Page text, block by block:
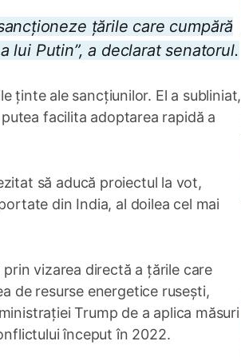
țările care cumpără
lui Putin”, a declarat senatorul.
ținte ale sancțiunilor. El a subliniat,
facilita adoptarea rapidă a
să aducă proiectul la vot,
din India, al doilea cel mai
vizarea directă a țările care
de resurse energetice rusești,
Trump de a aplica măsuri
început în 2022.